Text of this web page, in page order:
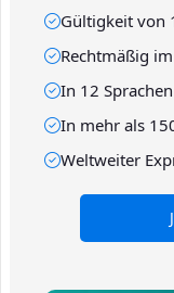
Gültigkeit von
Rechtmäßig
In 12
In mehr als
Weltweiter